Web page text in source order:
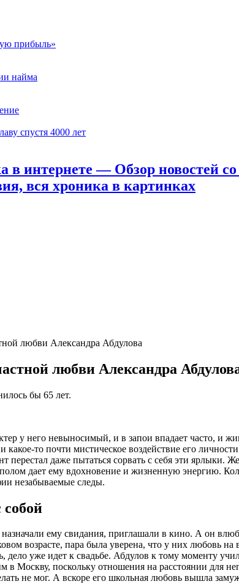
прибыль»
найма
спустя 4000 лет
интернете — Обзор новостей со
вся хроника в картинках
любви Александра Абдулова
любви Александра
бы 65 лет.
у него невыносимый, и в запои впадает часто, и
какое-то почти мистическое воздействие его
перестал даже пытаться сорвать с себя эти
дает ему вдохновение и жизненную энергию.
незабываемые следы.
ему свидания, приглашали в кино. А он
возрасте, пара была уверена, что у них любовь
дело уже идет к свадьбе. Абдулов к тому моменту
Москву, поскольку отношения на расстоянии для
не мог. А вскоре его школьная любовь вышла